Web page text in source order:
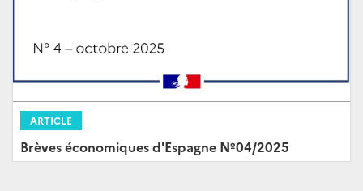
ARTICLE
Brèves économiques d'Espagne Nº04/2025